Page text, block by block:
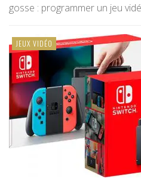
gosse : programmer un jeu
JEUX VIDÉO